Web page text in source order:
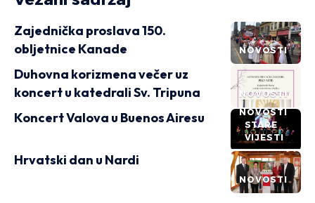
NOVOSTI
Zajednička proslava 150.
obljetnice Kanade
NOVOSTI
Duhovna korizmena večer uz
koncert u katedrali Sv. Tripuna
NOVOSTI
STARE
VIJESTI
Koncert Valova u Buenos Airesu
NOVOSTI
Hrvatski dan u Nardi